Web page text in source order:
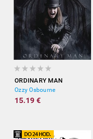
ORDINARY MAN
Ozzy Osbourne
15.19 €